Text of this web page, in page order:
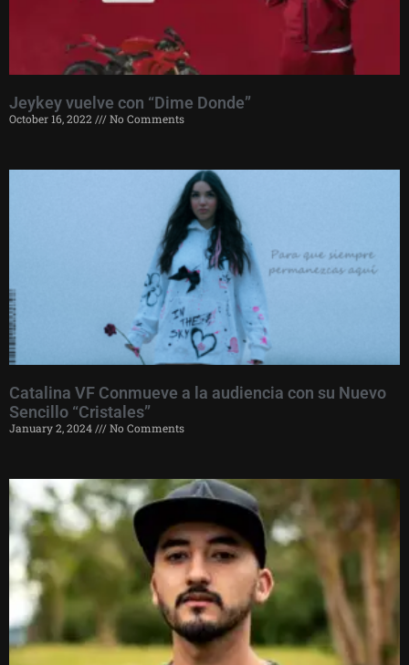
Jeykey vuelve con “Dime Donde”
October 16, 2022 No Comments
Catalina VF Conmueve a la audiencia con su Nuevo
Sencillo “Cristales”
January 2, 2024 No Comments